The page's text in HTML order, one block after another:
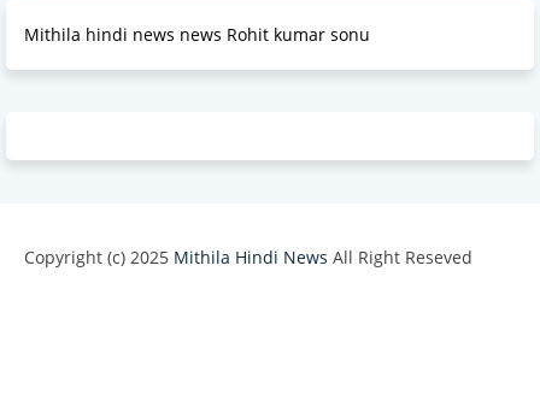
Mithila hindi news news Rohit kumar sonu
Copyright (c) 2025 Mithila Hindi News All Right Reseved